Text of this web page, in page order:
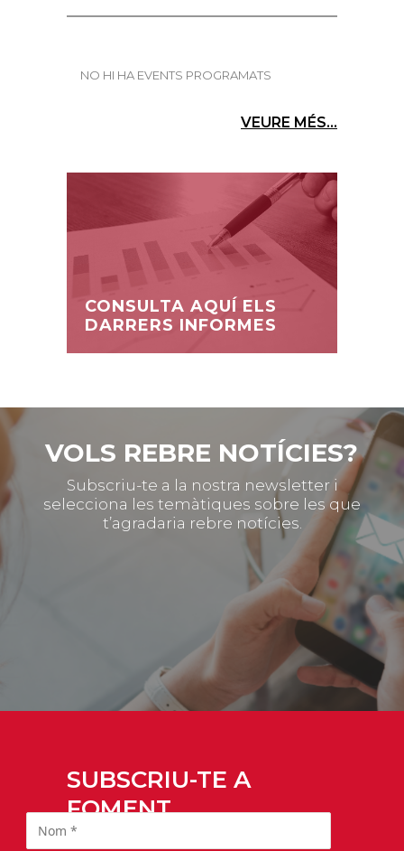
NO HI HA EVENTS PROGRAMATS
VEURE MÉS...
CONSULTA AQUÍ ELS
DARRERS INFORMES
VOLS REBRE NOTÍCIES?
Subscriu-te a la nostra newsletter i
selecciona les temàtiques sobre les que
t’agradaria rebre notícies.
SUBSCRIU-TE A
FOMENT